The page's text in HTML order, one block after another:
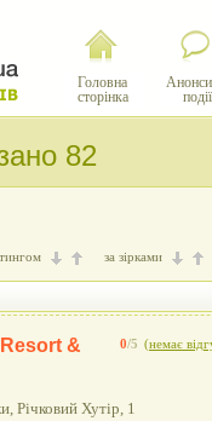
Головна
сторінка
події
82
за зірками
0/5 (немає
&
Річковий Хутір, 1